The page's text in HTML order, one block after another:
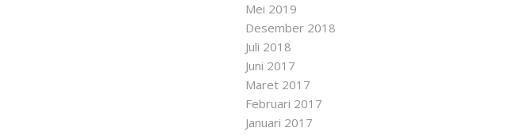
Mei 2019
Desember 2018
Juli 2018
Juni 2017
Maret 2017
Februari 2017
Januari 2017